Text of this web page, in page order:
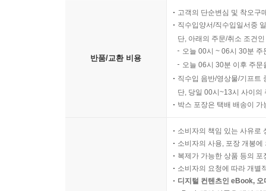
반품/교환 비용
고객의 단순변심 및 착오구
직수입양서/직수입일서중
단, 아래의 주문/취소 조건
오늘 00시 ~ 06시 30분
오늘 06시 30분 이후 주
직수입 음반/영상물/기프트
단, 당일 00시~13시 사이의
박스 포장은 택배 배송이
소비자의 책임 있는 사유로
소비자의 사용, 포장 개봉
복제가 가능한 상품 등의
소비자의 요청에 따라 개별
디지털 컨텐츠인 eBook,